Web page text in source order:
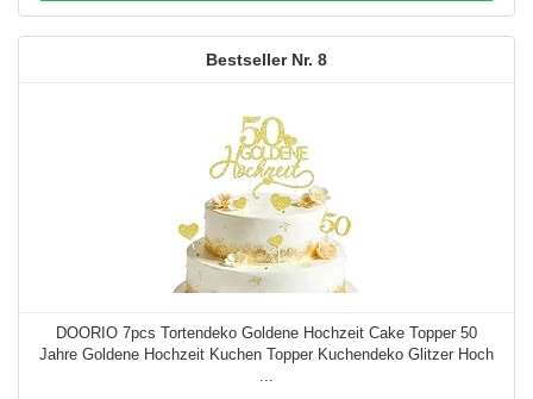
8
DOORIO 7pcs Tortendeko Goldene Hochzeit Cake Topper 50
Jahre Goldene Hochzeit Kuchen Topper Kuchendeko Glitzer Hoch